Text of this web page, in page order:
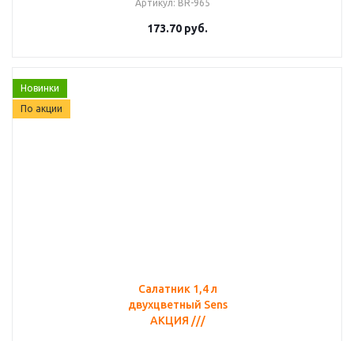
Артикул: BR-965
173.70 руб.
Новинки
По акции
Салатник 1,4 л
двухцветный Sens
АКЦИЯ ///